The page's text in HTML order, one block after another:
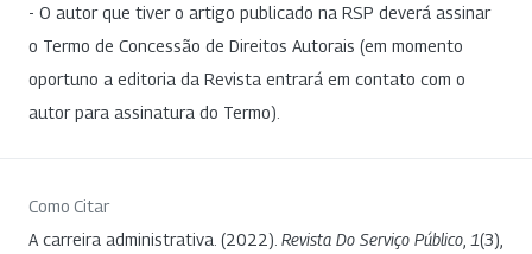
- O autor que tiver o artigo publicado na RSP deverá assinar
o Termo de Concessão de Direitos Autorais (em momento
oportuno a editoria da Revista entrará em contato com o
autor para assinatura do Termo).
Como Citar
A carreira administrativa. (2022). Revista Do Serviço Público 1(3),